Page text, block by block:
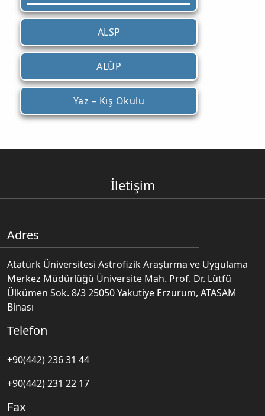
ALSP
ALÜP
Yaz – Kış Okulu
İletişim
Adres
Atatürk Üniversitesi Astrofizik Araştırma ve Uygulama
Merkez Müdürlüğü Üniversite Mah. Prof. Dr. Lütfü
Ülkümen Sok. 8/3 25050 Yakutiye Erzurum, ATASAM
Binası
Telefon
+90(442) 236 31 44
+90(442) 231 22 17
Fax